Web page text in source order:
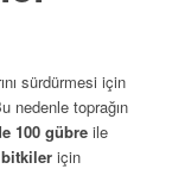
sürdürmesi için
nedenle toprağın
100 gübreile
için